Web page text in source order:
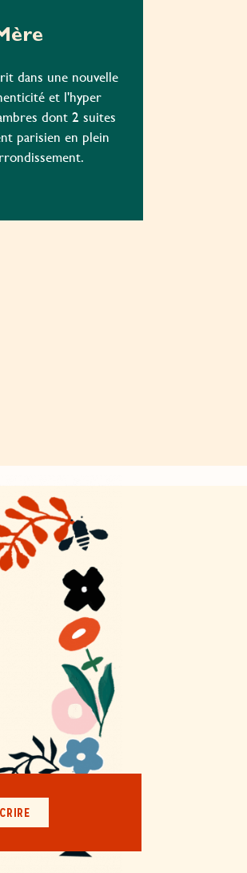
dans une nouvelle
et l'hyper
dont 2 suites
parisien en plein